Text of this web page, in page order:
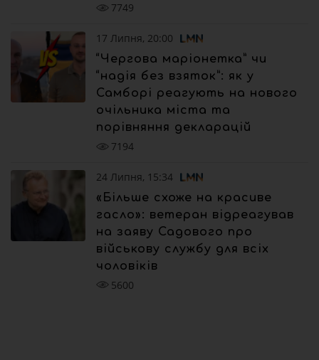
7749
17 Липня, 20:00
“Чергова маріонетка” чи
“надія без взяток”: як у
Самборі реагують на нового
очільника міста та
порівняння декларацій
7194
24 Липня, 15:34
«Більше схоже на красиве
гасло»: ветеран відреагував
на заяву Садового про
військову службу для всіх
чоловіків
5600